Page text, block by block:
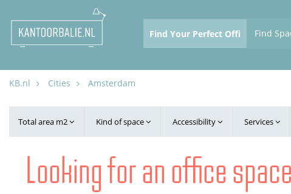
Find
KB.nl Cities Amsterdam
Total area m2 Kind of space Accessibility Services
Looking for an office